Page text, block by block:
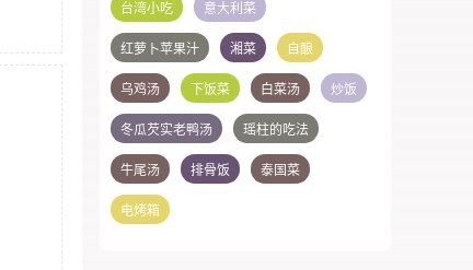
台湾小吃 意大利菜
红萝卜苹果汁 湘菜 自酿
乌鸡汤 下饭菜 白菜汤 炒饭
冬瓜芡实老鸭汤 瑶柱的吃法
牛尾汤 排骨饭 泰国菜
电烤箱